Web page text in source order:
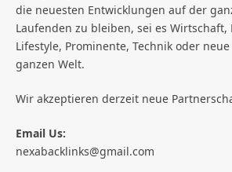
die neuesten Entwicklungen auf der
Laufenden zu bleiben, sei es Wirtschaft,
Lifestyle, Prominente, Technik oder
ganzen Welt.
Wir akzeptieren derzeit neue
Email Us:
nexabacklinks@gmail.com